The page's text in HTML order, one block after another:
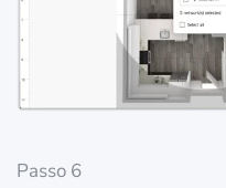
Passo 6